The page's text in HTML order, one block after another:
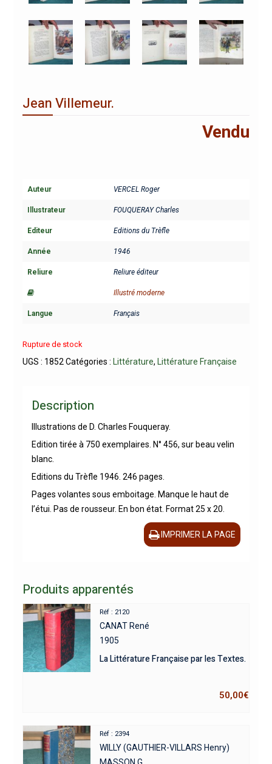
Jean Villemeur.
Vendu
Auteur VERCEL Roger
Illustrateur FOUQUERAY Charles
Editeur Editions du Trèfle
Année 1946
Reliure Reliure éditeur
Illustré moderne
Langue Français
Rupture de stock
UGS : 1852 Catégories : Littérature, Littérature Française
Description
Illustrations de D. Charles Fouqueray.
Edition tirée à 750 exemplaires. N° 456, sur beau velin
blanc.
Editions du Trèfle 1946. 246 pages.
Pages volantes sous emboitage. Manque le haut de
l’étui. Pas de rousseur. En bon état. Format 25 x 20.
IMPRIMER LA PAGE
Produits apparentés
Réf : 2120
CANAT René
1905
La Littérature Française par les Textes.
50,00€
Réf : 2394
WILLY (GAUTHIER-VILLARS Henry)